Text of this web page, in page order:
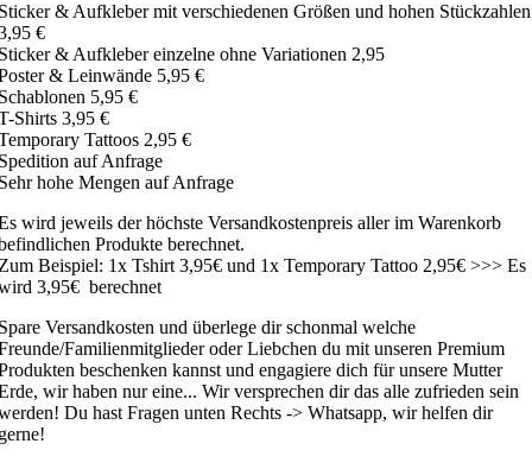
& Aufkleber mit verschiedenen Größen und hohen Stückzahlen
€
& Aufkleber einzelne ohne Variationen 2,95
& Leinwände 5,95 €
5,95 €
Shirts 3,95 €
Tattoos 2,95 €
auf Anfrage
hohe Mengen auf Anfrage
wird jeweils der höchste Versandkostenpreis aller im Warenkorb
Produkte berechnet.
Beispiel: 1x Tshirt 3,95€ und 1x Temporary Tattoo 2,95€ >>> Es
3,95€ berechnet
Versandkosten und überlege dir schonmal welche
Familienmitglieder oder Liebchen du mit unseren Premium
beschenken kannst und engagiere dich für unsere Mutter
wir haben nur eine... Wir versprechen dir das alle zufrieden sein
Du hast Fragen unten Rechts -> Whatsapp, wir helfen dir